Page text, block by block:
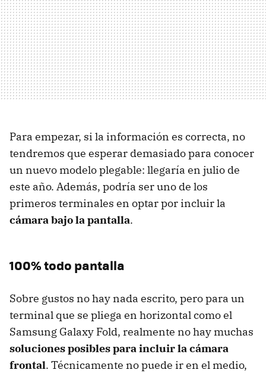
Para empezar, si la información es correcta, no
tendremos que esperar demasiado para conocer
un nuevo modelo plegable: llegaría en julio de
este año. Además, podría ser uno de los
primeros terminales en optar por incluir la
cámara bajo la pantalla.
100% todo pantalla
Sobre gustos no hay nada escrito, pero para un
terminal que se pliega en horizontal como el
Samsung Galaxy Fold, realmente no hay muchas
soluciones posibles para incluir la cámara
frontal. Técnicamente no puede ir en el medio,